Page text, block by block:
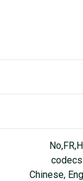
Chinese,